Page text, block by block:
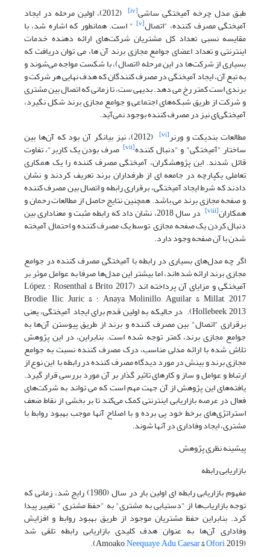
طبق مدل چرخه آمیختگی ساشی[iv] (2012)، اولین مرحله در ایجاد
آمیختگی مصرف کننده، "اتصال[v] " است. همانطور که اشاره شد، با
مقایسه نسبی تعداد کل مشتریان شرکت‌های ارائه دهنده خدمات
اینترنتی و تعداد اعضای جوامع مجازی برند آن ها، می توان دریافت که
بسیاری از شرکت‌ها در این مرحله (اتصال)، با شکست مواجه می‌شوند و
به تبع آن، ایجاد آمیختگی در مصرف کنندگان که هدف نهایی هر شرکت و
برندی است کمتر رخ می دهد. بدیهی ست، تا زمانی که اتصال بین مشتری
و شرکت از طریق شبکه‌های اجتماعی و جوامع مجازی برند شکل نگیرد،
آمیختگی‌ای نیز در مصرف کننده بوجود نمی‌آید.
مطالعات بندیکت و ورنر[vi] (2012)، نیز بیانگر آن بود که آن‌ها بین
ساختار "آمیختگی" و "دنبال کننده[vii] صرف بودن یک کاربر"، تفاوت
قائل شدند. این پژوهشگران، آمیختگی مصرف کننده را یک همکاری
تعاملی یکپارچه در جامعه ای از طرفداران برند تعریف کردند و نشان
دادند که شرط ایجاد آمیختگی، برقراری رابطه و اتصال بین مصرف کننده
و صفحه مجازی برند می باشد. همچنین نتایج حاصل از مطالعات رحمان و
همکاران[viii] در سال 2018، نشان داد که رابطه مثبت و معناداری بین
دنبال کردن یک صفحه مجازی توسط یک مصرف کننده و احتمال آمیخته
شدن با آن صفحه وجود دارد.
اگر چه مدل‌های بسیاری در رابطه با آمیختگی مصرف کننده در جوامع
مجازی برند ارائه شده‌اند، اما بیشتر این مدل‌ها صرفا به عوامل موثر بر
آمیختگی و مزایای آن پرداخته اند (Rosenthal & Brito, 2017 ؛ López,
Anaya, Molinillo, Aguilar & Millat, 2017 ؛ Brodie, Ilic, Juric &
Hollebeek, 2013). در حالیکه به اولین قدم برای ایجاد آمیختگی، یعنی
برقراری "اتصال" بین مصرف کننده و برند از طریق پیوستن آن‌ها به
جوامع مجازی برند، کمتر توجه شده است. بنابراین، در این پژوهش
تلاش شده با ارائه مدلی مناسب، درک مصرف کننده نسبت به جوامع
مجازی برند و بینش در مورد دیدگاه مصرف کننده در رابطه با این نوع از
ارتباط و عوامل و ساز و کارهای تاثیر گذار بر آن مورد بررسی قرار گیرد.
یافته‌های این پژوهش از آن جهت مهم است که می تواند به شرکت‌های
فعال در عرصه بازاریابی اینترنتی کمک می‌کند تا بر بخشی از نقاط ضعف
استراتژی‌های برخط خود پی برده و با اصلاح آنها موجب بهبود روابط با
مشتری، ایجاد وفاداری در آنها شوند.
پیشینه نظری پژوهش
بازاریابی رابطه
مفهوم بازاریابی رابطه ای اولین بار در سال (1980) رایج شد، زمانی که
توجه بازاریاب‌ها از "دستیابی به مشتری" به "حفظ مشتری " تغییر پیدا
کرد. بنابراین حفظ مشتریان موجود از طریق بهبود روابط و افزایش
وفاداری آن‌ها به عنوان هدف کلیدی بازاریابی رابطه تلقی شد
(Amoako,
Neequaye,Adu,Caesar&Ofori, 2019).